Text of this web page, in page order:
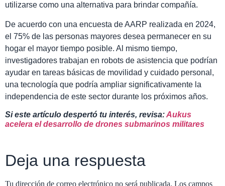
utilizarse como una alternativa para brindar compañía.
De acuerdo con una encuesta de AARP realizada en 2024,
el 75% de las personas mayores desea permanecer en su
hogar el mayor tiempo posible. Al mismo tiempo,
investigadores trabajan en robots de asistencia que podrían
ayudar en tareas básicas de movilidad y cuidado personal,
una tecnología que podría ampliar significativamente la
independencia de este sector durante los próximos años.
Si este artículo despertó tu interés, revisa:Aukus
acelera el desarrollo de drones submarinos militares
Deja una respuesta
Tu dirección de correo electrónico no será publicada. Los campos